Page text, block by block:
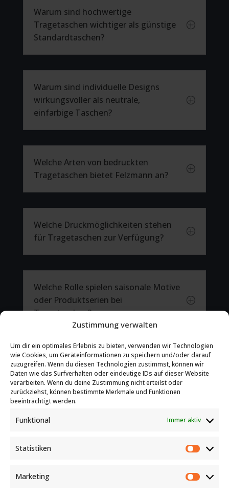
Zustimmung verwalten
Um dir ein optimales Erlebnis zu bieten, verwenden wir Technologien
wie Cookies, um Geräteinformationen zu speichern und/oder darauf
zuzugreifen. Wenn du diesen Technologien zustimmst, können wir
Daten wie das Surfverhalten oder eindeutige IDs auf dieser Website
verarbeiten. Wenn du deine Zustimmung nicht erteilst oder
zurückziehst, können bestimmte Merkmale und Funktionen
beeinträchtigt werden.
Funktional Immer aktiv
Statistiken
Marketing
P
Warum sind hochwertige
Tragetaschen wichtiger als günstige
Standardtaschen?
P
Warum sind individuelle Designs
wirkungsvoller als neutrale,
einfarbige Taschen?
P
Welche Arten von bedruckten
Tragetaschen bietet Felzmann an?
P
Welche Druckmöglichkeiten stehen
für Tragetaschen zur Verfügung?
P
Welche Rolle spielen saisonale Motive
oder Produktserien bei
Tragetaschen?
P
Welche Vorteile bieten individuell
bedruckte Tragetaschen für
Unternehmen?
P
effektive Werbung nutzen?